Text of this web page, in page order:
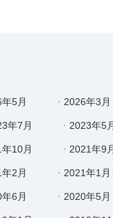
5月 2026年3月
年7月 2023年5
10月 2021年9
2月 2021年1月
6月 2020年5月